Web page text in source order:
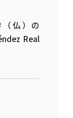
（仏）の
Real